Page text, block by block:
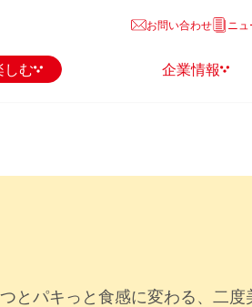
お問い合わせ ニ
しむ 企業情報
とパキっと食感に変わる、二度